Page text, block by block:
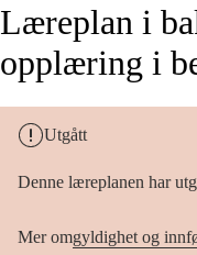
Læreplan i
opplæring i
Utgått
Denne læreplanen har
Mer omgyldighet og